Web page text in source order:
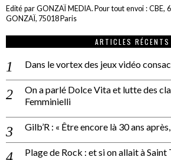
Edité par GONZAÏ MEDIA. Pour tout envoi : CBE,
GONZAÏ, 75018 Paris
ARTICLES RÉCENTS
Dans le vortex des jeux vidéo
On a parlé Dolce Vita et lutte des
Femminielli
Gilb’R : « Être encore là 30 ans
Plage de Rock : et si on allait à Saint